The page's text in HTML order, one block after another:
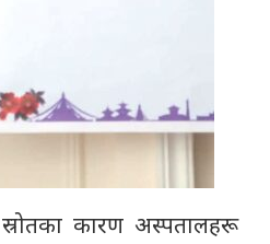
स्रोतका कारण अस्पतालहरू